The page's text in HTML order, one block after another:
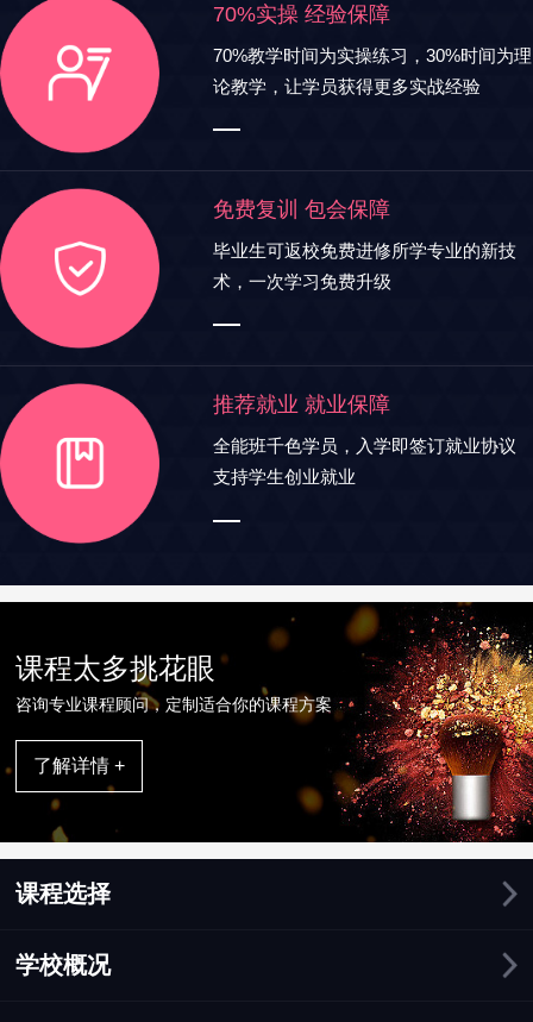
70%实操 经验保障
70%教学时间为实操练习，30%时间为理
论教学，让学员获得更多实战经验
免费复训 包会保障
毕业生可返校免费进修所学专业的新技
术，一次学习免费升级
推荐就业 就业保障
全能班千色学员，入学即签订就业协议
支持学生创业就业
课程太多挑花眼
咨询专业课程顾问，定制适合你的课程方案
了解详情 +
课程选择
学校概况